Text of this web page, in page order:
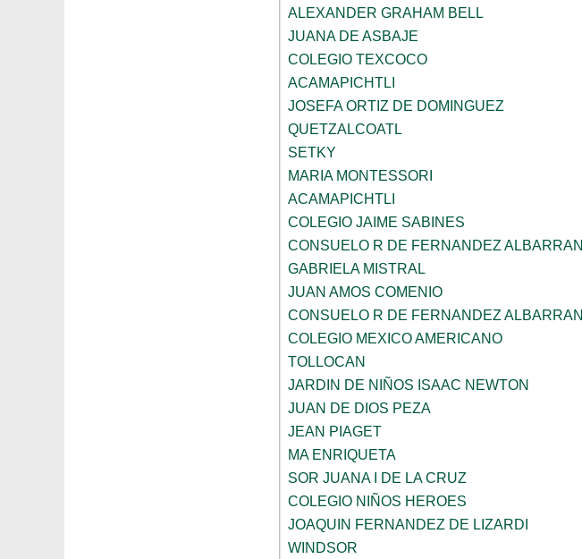
ALEXANDER GRAHAM BELL
JUANA DE ASBAJE
COLEGIO TEXCOCO
ACAMAPICHTLI
JOSEFA ORTIZ DE DOMINGUEZ
QUETZALCOATL
SETKY
MARIA MONTESSORI
ACAMAPICHTLI
COLEGIO JAIME SABINES
CONSUELO R DE FERNANDEZ ALBARRAN
GABRIELA MISTRAL
JUAN AMOS COMENIO
CONSUELO R DE FERNANDEZ ALBARRAN
COLEGIO MEXICO AMERICANO
TOLLOCAN
JARDIN DE NIÑOS ISAAC NEWTON
JUAN DE DIOS PEZA
JEAN PIAGET
MA ENRIQUETA
SOR JUANA I DE LA CRUZ
COLEGIO NIÑOS HEROES
JOAQUIN FERNANDEZ DE LIZARDI
WINDSOR